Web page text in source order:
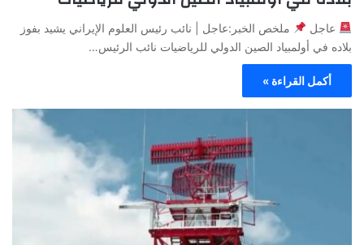
عاجل
ملخص الخبر:عاجل | نائب رئيس العلوم الإيراني يشيد بفوز
بلاده في أولمبياد الصين الدولي للرياضيات نائب الرئيس…
أكمل القراءة »